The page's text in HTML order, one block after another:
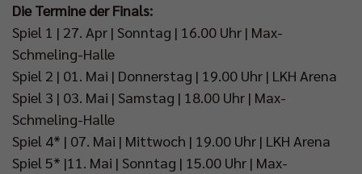
Die Termine der Finals:
Spiel 1 | 27. Apr | Sonntag | 16.00 Uhr | Max-
Schmeling-Halle
Spiel 2 | 01. Mai | Donnerstag | 19.00 Uhr | LKH Arena
Spiel 3 | 03. Mai | Samstag | 18.00 Uhr | Max-
Schmeling-Halle
Spiel 4* | 07. Mai | Mittwoch | 19.00 Uhr | LKH Arena
Spiel 5* |11. Mai | Sonntag | 15.00 Uhr | Max-